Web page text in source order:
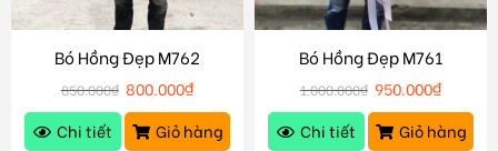
Bó Hồng Đẹp M762
850.000₫ 800.000₫
Chi tiết
Giỏ hàng
Bó Hồng Đẹp M761
1.000.000₫ 950.000₫
Chi tiết
Giỏ hàng